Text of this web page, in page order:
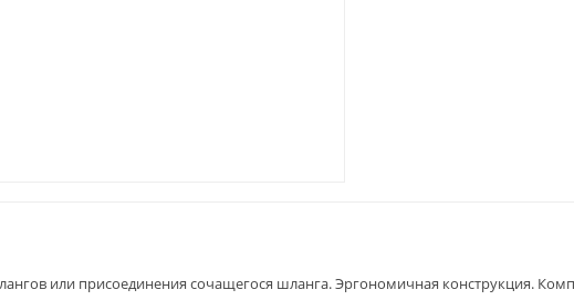
или присоединения сочащегося шланга. Эргономичная конструкция.